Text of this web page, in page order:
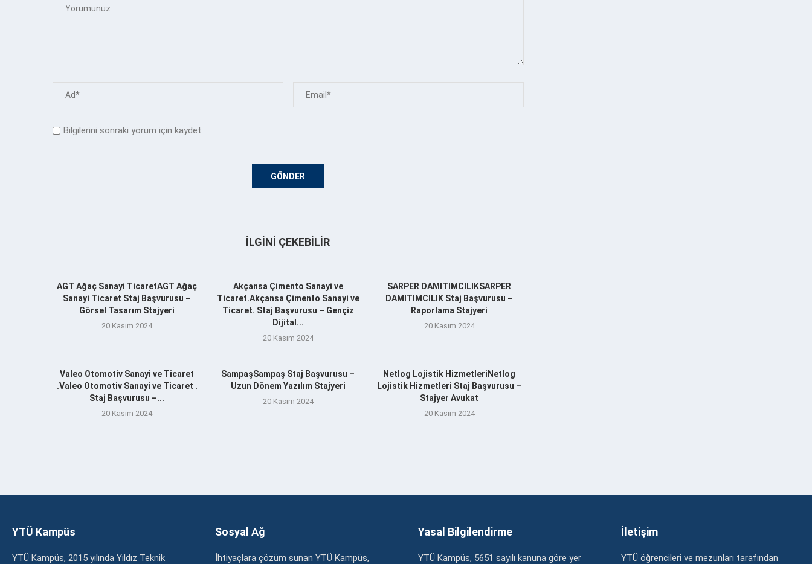
Bilgilerini sonraki yorum için kaydet.
İLGINI ÇEKEBILIR
AGT Ağaç Sanayi TicaretAGT Ağaç
Sanayi Ticaret Staj Başvurusu –
Görsel Tasarım Stajyeri
20 Kasım 2024
Akçansa Çimento Sanayi ve
Ticaret.Akçansa Çimento Sanayi ve
Ticaret. Staj Başvurusu – Gençiz
Dijital...
20 Kasım 2024
SARPER DAMITIMCILIKSARPER
DAMITIMCILIK Staj Başvurusu –
Raporlama Stajyeri
20 Kasım 2024
Valeo Otomotiv Sanayi ve Ticaret
.Valeo Otomotiv Sanayi ve Ticaret .
Staj Başvurusu –...
20 Kasım 2024
SampaşSampaş Staj Başvurusu –
Uzun Dönem Yazılım Stajyeri
20 Kasım 2024
Netlog Lojistik HizmetleriNetlog
Lojistik Hizmetleri Staj Başvurusu –
Stajyer Avukat
20 Kasım 2024
YTÜ Kampüs
YTÜ Kampüs, 2015 yılında Yıldız Teknik
Sosyal Ağ
İhtiyaçlara çözüm sunan YTÜ Kampüs,
Yasal Bilgilendirme
YTÜ Kampüs, 5651 sayılı kanuna göre yer
İletişim
YTÜ öğrencileri ve mezunları tarafından